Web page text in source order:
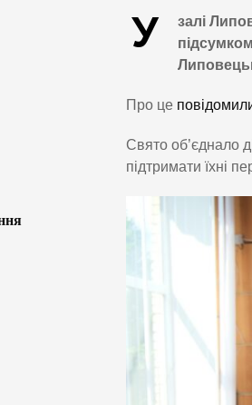
У
залі
Про це
Свято об’єднало
підтримати їхні